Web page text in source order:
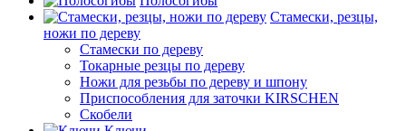
Стамески, резцы,
ножи по дереву
Стамески по дереву
Токарные резцы по дереву
Ножи для резьбы по дереву и шпону
Приспособления для заточки KIRSCHEN
Скобели